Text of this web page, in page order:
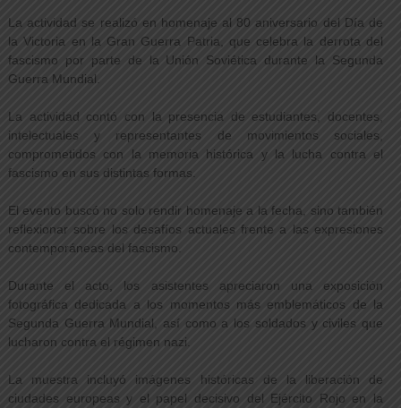
La actividad se realizó en homenaje al 80 aniversario del Día de
la Victoria en la Gran Guerra Patria, que celebra la derrota del
fascismo por parte de la Unión Soviética durante la Segunda
Guerra Mundial.
La actividad contó con la presencia de estudiantes, docentes,
intelectuales y representantes de movimientos sociales,
comprometidos con la memoria histórica y la lucha contra el
fascismo en sus distintas formas.
El evento buscó no solo rendir homenaje a la fecha, sino también
reflexionar sobre los desafíos actuales frente a las expresiones
contemporáneas del fascismo.
Durante el acto, los asistentes apreciaron una exposición
fotográfica dedicada a los momentos más emblemáticos de la
Segunda Guerra Mundial, así como a los soldados y civiles que
lucharon contra el régimen nazi.
La muestra incluyó imágenes históricas de la liberación de
ciudades europeas y el papel decisivo del Ejército Rojo en la